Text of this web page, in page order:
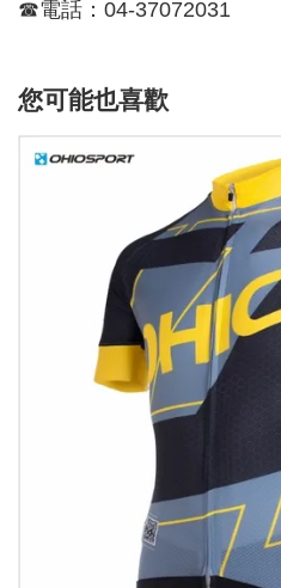
☎電話：04-37072031
您可能也喜歡